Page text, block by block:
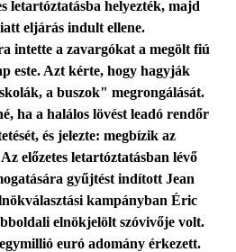
letartóztatásba helyezték, majd
eljárás indult ellene.
intette a zavargókat a megölt fiú
este. Azt kérte, hogy hagyják
a buszok" megrongálását.
ha a halálos lövést leadó rendőr
és jelezte: megbízik az
előzetes letartóztatásban lévő
gyűjtést indított Jean
kampányban Éric
elnökjelölt szóvivője volt.
euró adomány érkezett.